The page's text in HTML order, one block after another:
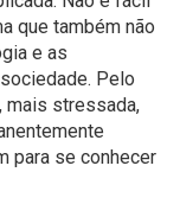
que também não
e as
Pelo
mais stressada,
para se conhecer